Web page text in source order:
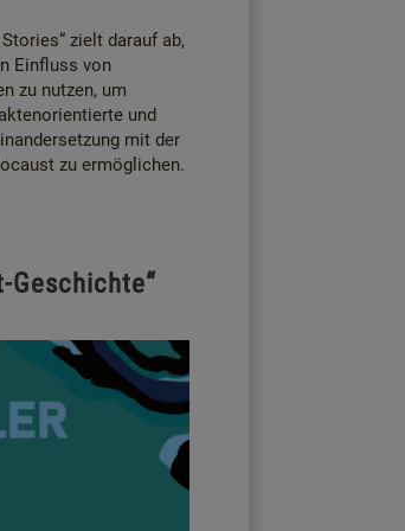
zielt darauf ab,
Einfluss von
zu nutzen, um
und
mit der
zu ermöglichen.
Geschichte“